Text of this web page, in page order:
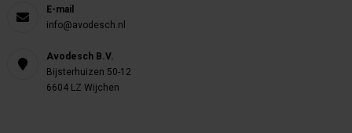
E-mail
info@avodesch.nl
Avodesch B.V.
Bijsterhuizen 50-12
6604 LZ Wijchen